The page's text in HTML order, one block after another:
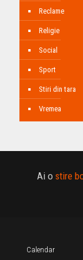
Reclame
Religie
Social
Sport
Stiri din tara
Vremea
Ai o stire
Calendar